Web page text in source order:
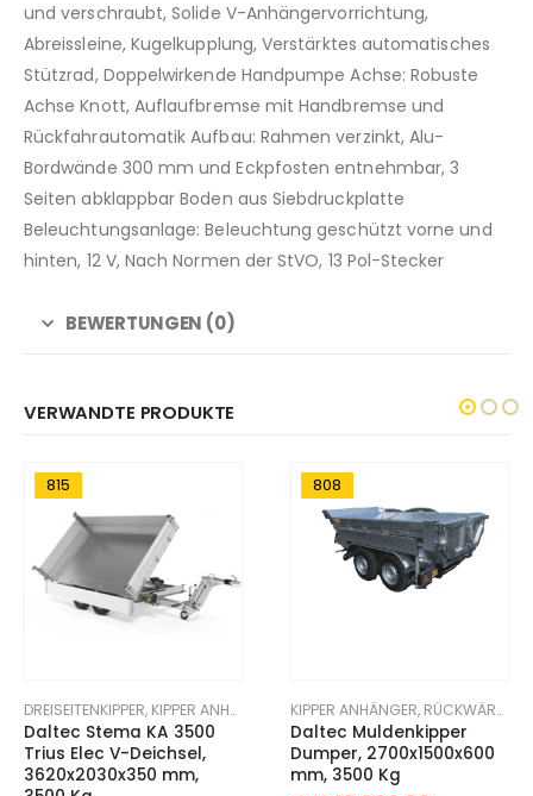
und verschraubt, Solide V-Anhängervorrichtung,
Abreissleine, Kugelkupplung, Verstärktes automatisches
Stützrad, Doppelwirkende Handpumpe Achse: Robuste
Achse Knott, Auflaufbremse mit Handbremse und
Rückfahrautomatik Aufbau: Rahmen verzinkt, Alu-
Bordwände 300 mm und Eckpfosten entnehmbar, 3
Seiten abklappbar Boden aus Siebdruckplatte
Beleuchtungsanlage: Beleuchtung geschützt vorne und
hinten, 12 V, Nach Normen der StVO, 13 Pol-Stecker
BEWERTUNGEN (0)
VERWANDTE PRODUKTE
808
KIPPER ANHÄNGER ,RÜCKWÄRTSKIPPER
Daltec Muldenkipper
Dumper, 2700x1500x600
mm, 3500 Kg
817
DREISEITENKIPPER,KIPPER ANHÄNGER
Daltec Kipper 35 Eco
Elektro, 3640x1700x300
mm, 3500 Kg